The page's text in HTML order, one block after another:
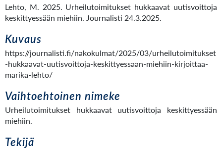
Lehto, M. 2025. Urheilutoimitukset hukkaavat uutisvoittoja
keskittyessään miehiin. Journalisti 24.3.2025.
Kuvaus
https://journalisti.fi/nakokulmat/2025/03/urheilutoimitukset
-hukkaavat-uutisvoittoja-keskittyessaan-miehiin-kirjoittaa-
marika-lehto/
Vaihtoehtoinen nimeke
Urheilutoimitukset hukkaavat uutisvoittoja keskittyessään
miehiin.
Tekijä